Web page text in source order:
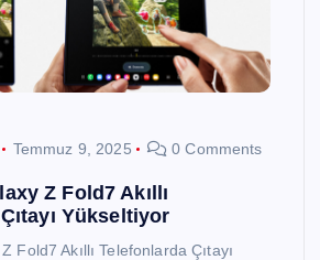
Temmuz 9, 2025 0 Comments
Z Fold7 Akıllı
Yükseltiyor
Fold7 Akıllı Telefonlarda Çıtayı